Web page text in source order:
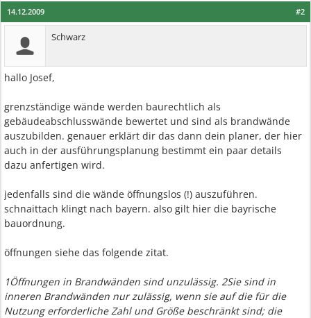
#2
14.12.2009
Schwarz
hallo Josef,
grenzständige wände werden baurechtlich als
gebäudeabschlusswände bewertet und sind als brandwände
auszubilden. genauer erklärt dir das dann dein planer, der hier
auch in der ausführungsplanung bestimmt ein paar details
dazu anfertigen wird.
jedenfalls sind die wände öffnungslos (!) auszuführen.
schnaittach klingt nach bayern. also gilt hier die bayrische
bauordnung.
öffnungen siehe das folgende zitat.
1Öffnungen in Brandwänden sind unzulässig. 2Sie sind in
inneren Brandwänden nur zulässig, wenn sie auf die für die
Nutzung erforderliche Zahl und Größe beschränkt sind; die